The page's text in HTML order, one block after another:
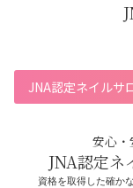
JNA認定ネイルサ
安心・
JNA認定ネ
資格を取得した確か